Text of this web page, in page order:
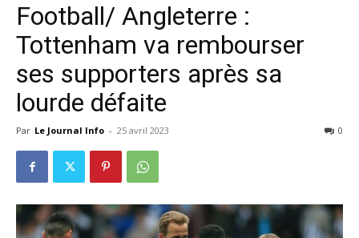
Football/ Angleterre :
Tottenham va rembourser
ses supporters après sa
lourde défaite
Par Le Journal Info - 25 avril 2023 0